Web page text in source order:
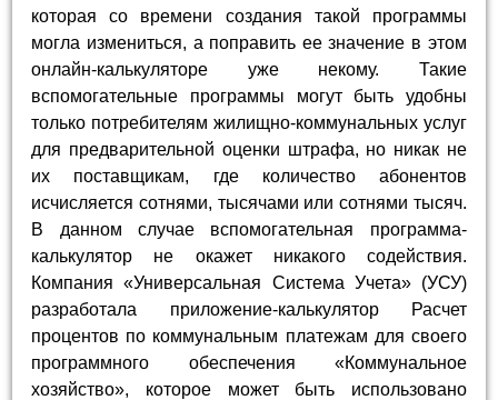
которая со времени создания такой программы
могла измениться, а поправить ее значение в этом
онлайн-калькуляторе уже некому. Такие
вспомогательные программы могут быть удобны
только потребителям жилищно-коммунальных услуг
для предварительной оценки штрафа, но никак не
их поставщикам, где количество абонентов
исчисляется сотнями, тысячами или сотнями тысяч.
В данном случае вспомогательная программа-
калькулятор не окажет никакого содействия.
Компания «Универсальная Система Учета» (УСУ)
разработала приложение-калькулятор Расчет
процентов по коммунальным платежам для своего
программного обеспечения «Коммунальное
хозяйство», которое может быть использовано